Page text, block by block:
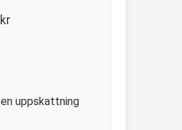
kr
uppskattning